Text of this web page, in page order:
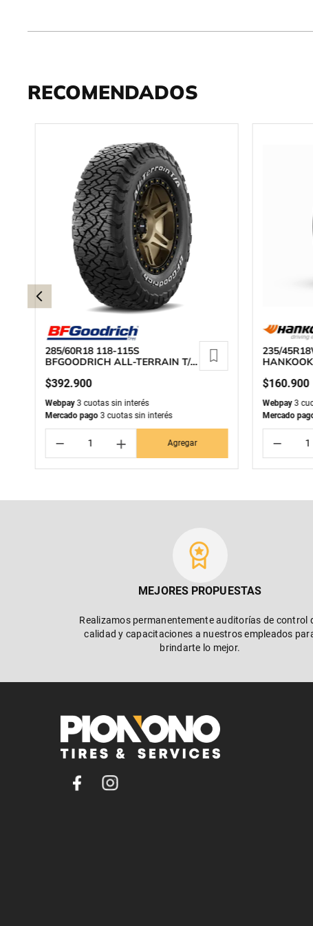
RECOMENDADOS
285/60R18 118-115S
BFGOODRICH ALL-TERRAIN T/A
$392.900
Webpay3 cuotas sin interés
Mercado pago3 cuotas sin interés
＋
－ Agregar
235/
$160.900
Webpay3
Mercado
－
MEJORES PROPUESTAS
Realizamos permanentemente auditorías de control
calidad y capacitaciones a nuestros empleados
brindarte lo mejor.